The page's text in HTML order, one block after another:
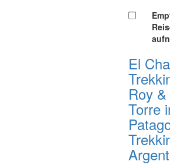
El
Roy
Torre